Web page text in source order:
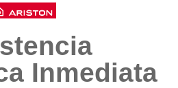
Inmediata​​